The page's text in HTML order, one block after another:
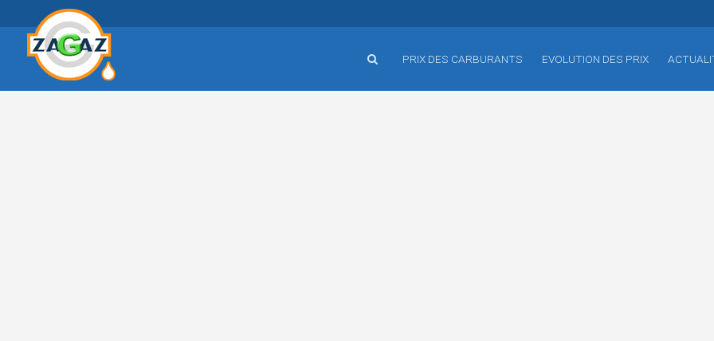
PRIX DES CARBURANTS EVOLUTION DES PRIX